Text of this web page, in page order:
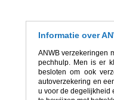
Informatie over
ANWB verzekeringen
pechhulp. Men is er
besloten om ook
autoverzekering en
u voor de degelijkheid